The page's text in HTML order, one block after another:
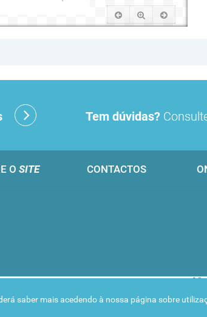
saber mais acedendo à nossa página sobre
Tem dúvidas?
O SITE CONTACTOS